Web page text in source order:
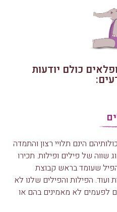
כולם יודעות
הינם תלויי רצון והתמדה
שווה של פילים ופילות. תכירו
שעומד בראש קבוצת
ועוד. הפילות והפילים שלנו לא
לפעמים לא מאמינים בהם או